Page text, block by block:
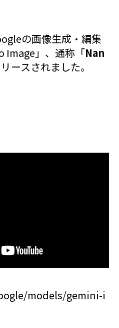
の画像生成・編集
Image」、通称「Nan
ースされました。
models/gemini-i